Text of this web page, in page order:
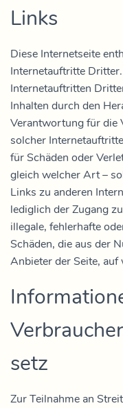
Links
Diese Internetseite
Internetauftritte
Internetauftritten
Inhalten durch den
Verantwortung für die
solcher
für Schäden oder
gleich welcher Art –
Links zu anderen
lediglich der Zugang
illegale, fehlerhafte
Schäden, die aus der
Anbieter der Seite,
setz
Zur Teilnahme an